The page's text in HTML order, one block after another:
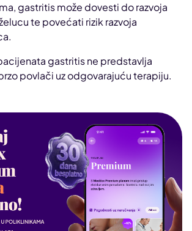
gastritis može dovesti do razvoja
te povećati rizik razvoja
gastritis ne predstavlja
povlači uz odgovarajuću terapiju.